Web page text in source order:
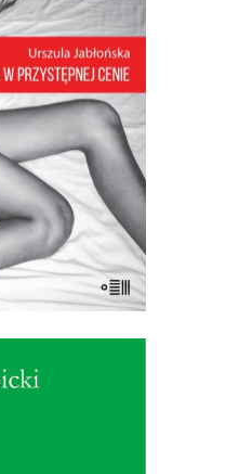
Jest miasto
na wojnie i
po pół roku
która pierwszy
kiedy jej córka
lat. I […]
zł
Dębicki –
U WRÓT